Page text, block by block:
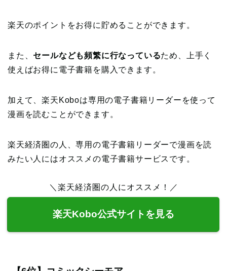
楽天のポイントをお得に貯めることができます。
また、 セールなども頻繁に行なっているため、上手く
使えばお得に電子書籍を購入できます。
加えて、楽天Koboは専用の電子書籍リーダーを使って
漫画を読むことができます。
楽天経済圏の人、専用の電子書籍リーダーで漫画を読
みたい人にはオススメの電子書籍サービスです。
＼楽天経済圏の人にオススメ！／
楽天Kobo公式サイトを見る